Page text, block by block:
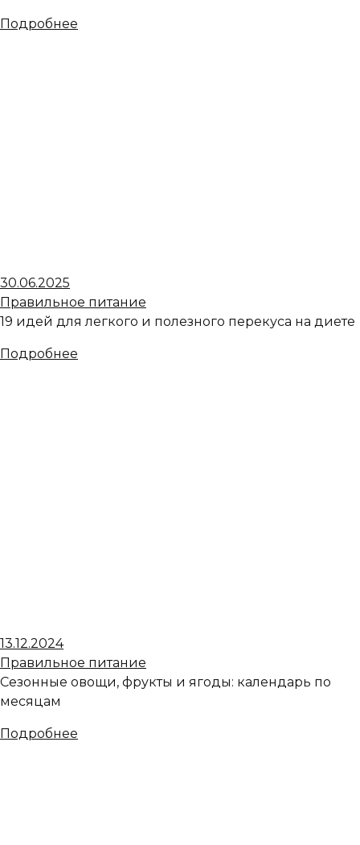
Подробнее
30.06.2025
Правильное питание
19 идей для легкого и полезного перекуса на диете
Подробнее
13.12.2024
Правильное питание
Сезонные овощи, фрукты и ягоды: календарь по
месяцам
Подробнее